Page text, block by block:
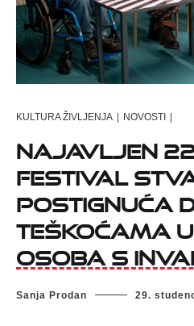
KULTURA ŽIVLJENJA | NOVOSTI |
Najavljen
Festival
postignuća
teškoćama
osoba s
Sanja Prodan 29.